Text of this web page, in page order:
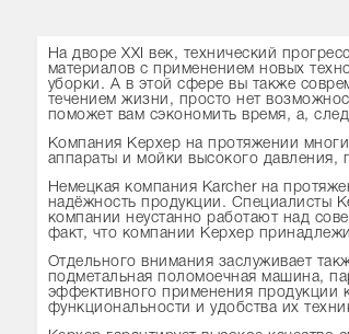
На дворе ХХI век, технический
материалов с применением новых
уборки. А в этой сфере вы также
течением жизни, просто нет
поможет вам сэкономить время, а,
Компания Керхер на протяжении
аппараты и мойки высокого
Немецкая компания Karcher на
надёжность продукции. Специалисты
компании неустанно работают над
факт, что компании Керхер
Отдельного внимания заслуживает
подметальная поломоечная машина,
эффективного применения продукции
функциональности и удобства их